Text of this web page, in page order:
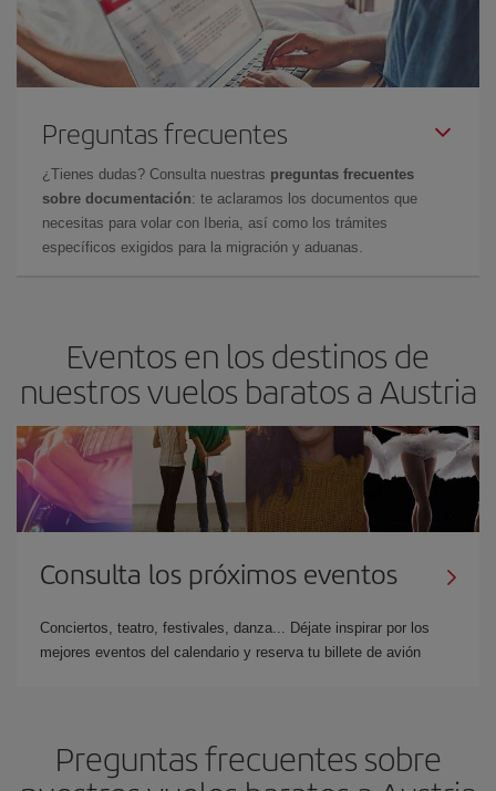
Preguntas frecuentes
¿Tienes dudas? Consulta nuestras preguntas frecuentes
sobre documentación: te aclaramos los documentos que
necesitas para volar con Iberia, así como los trámites
específicos exigidos para la migración y aduanas.
Eventos en los destinos de
nuestros vuelos baratos a Austria
Consulta los próximos eventos
Conciertos, teatro, festivales, danza... Déjate inspirar por los
mejores eventos del calendario y reserva tu billete de avión
Preguntas frecuentes sobre